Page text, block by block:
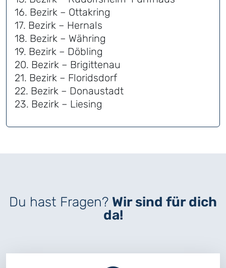
16. Bezirk – Ottakring
17. Bezirk – Hernals
18. Bezirk – Währing
19. Bezirk – Döbling
20. Bezirk – Brigittenau
21. Bezirk – Floridsdorf
22. Bezirk – Donaustadt
23. Bezirk – Liesing
Du hast Fragen? Wir sind für dich
da!